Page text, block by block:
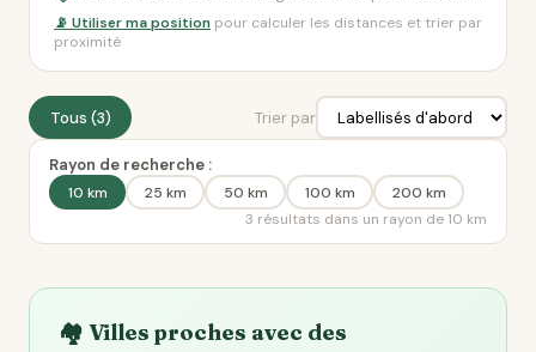
📡 Utiliser ma position pour calculer les distances et trier par
proximité
Tous (3) Trier par
Rayon de recherche :
10 km 25 km 50 km 100 km
200 km
3 résultats dans un rayon de 10 km
🏘️ Villes proches avec des